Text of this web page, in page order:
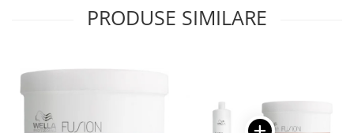
PRODUSE SIMILARE